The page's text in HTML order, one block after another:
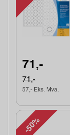
71,-
71,-
57,- Eks. Mva.
-50%